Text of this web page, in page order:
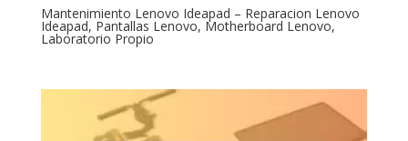
Mantenimiento Lenovo Ideapad – Reparacion Lenovo
Ideapad, Pantallas Lenovo, Motherboard Lenovo,
Laboratorio Propio